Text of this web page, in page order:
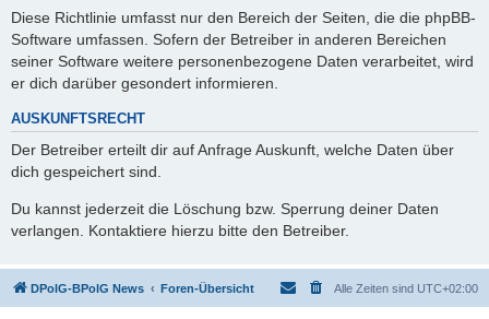
Diese Richtlinie umfasst nur den Bereich der Seiten, die die phpBB-
Software umfassen. Sofern der Betreiber in anderen Bereichen
seiner Software weitere personenbezogene Daten verarbeitet, wird
er dich darüber gesondert informieren.
AUSKUNFTSRECHT
Der Betreiber erteilt dir auf Anfrage Auskunft, welche Daten über
dich gespeichert sind.
Du kannst jederzeit die Löschung bzw. Sperrung deiner Daten
verlangen. Kontaktiere hierzu bitte den Betreiber.
DPolG-BPolG News Foren-Übersicht Alle Zeiten sind UTC+02:00